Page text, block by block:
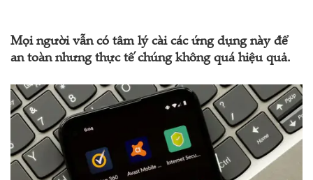
Mọi người vẫn có tâm lý cài các ứng dụng này để
an toàn nhưng thực tế chúng không quá hiệu quả.